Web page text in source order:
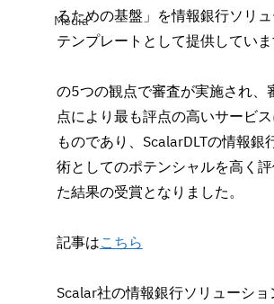
Media
るための基盤」を情報銀行ソリュ
テンプレートとして提供していま
の5つの観点で審査が実施され、
点により最も評点の高いサービ
ものであり、ScalarDLTの情報銀
術としてのポテンシャルを高く
た結果の受賞となりました。
記事はこちら
Scalar社の情報銀行ソリューショ